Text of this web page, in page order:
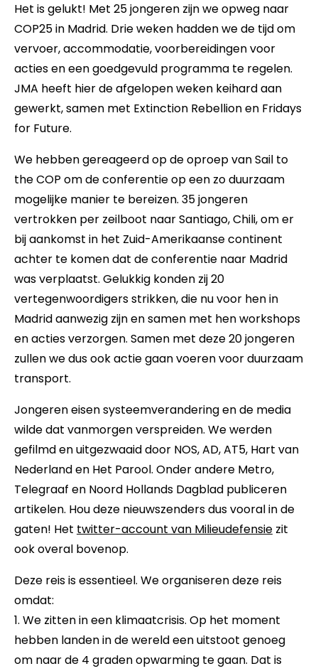
Het is gelukt! Met 25 jongeren zijn we opweg naar
COP25 in Madrid. Drie weken hadden we de tijd om
vervoer, accommodatie, voorbereidingen voor
acties en een goedgevuld programma te regelen.
JMA heeft hier de afgelopen weken keihard aan
gewerkt, samen met Extinction Rebellion en Fridays
for Future.
We hebben gereageerd op de oproep van Sail to
the COP om de conferentie op een zo duurzaam
mogelijke manier te bereizen. 35 jongeren
vertrokken per zeilboot naar Santiago, Chili, om er
bij aankomst in het Zuid-Amerikaanse continent
achter te komen dat de conferentie naar Madrid
was verplaatst. Gelukkig konden zij 20
vertegenwoordigers strikken, die nu voor hen in
Madrid aanwezig zijn en samen met hen workshops
en acties verzorgen. Samen met deze 20 jongeren
zullen we dus ook actie gaan voeren voor duurzaam
transport.
Jongeren eisen systeemverandering en de media
wilde dat vanmorgen verspreiden. We werden
gefilmd en uitgezwaaid door NOS, AD, AT5, Hart van
Nederland en Het Parool. Onder andere Metro,
Telegraaf en Noord Hollands Dagblad publiceren
artikelen. Hou deze nieuwszenders dus vooral in de
gaten! Het twitter-account van Milieudefensie zit
ook overal bovenop.
Deze reis is essentieel. We organiseren deze reis
omdat:
1. We zitten in een klimaatcrisis. Op het moment
hebben landen in de wereld een uitstoot genoeg
om naar de 4 graden opwarming te gaan. Dat is